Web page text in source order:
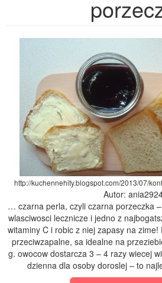
http://kuchennehity.blogspot.com/2013/07/
Autor:
… czarna perla, czyli czarna porzeczka
wlasciwosci lecznicze i jedno z
witaminy C i robic z niej zapasy na
przeciwzapalne, sa idealne na
g. owocow dostarcza 3 – 4 razy wiecej
dzienna dla osoby doroslej – to